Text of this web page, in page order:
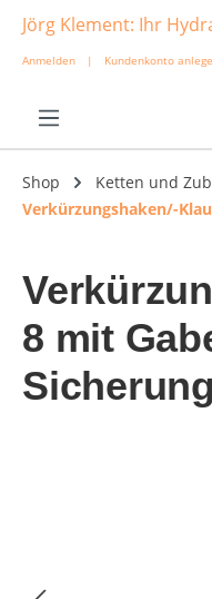
springen
Jörg Klement: Ihr
Anmelden | Kundenkonto
Shop
Ketten und
Verkürzungshaken/-
8 mit
Sicherung